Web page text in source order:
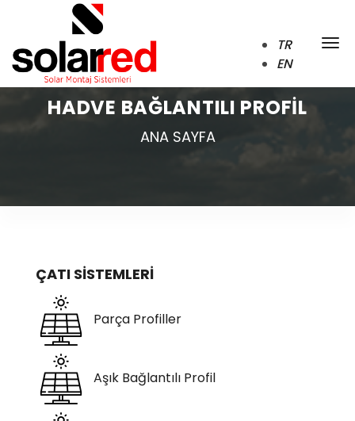
TR
EN
HADVE BAĞLANTILI PROFİL
ANA SAYFA
ÇATI SİSTEMLERİ
Parça Profiller
Aşık Bağlantılı Profil